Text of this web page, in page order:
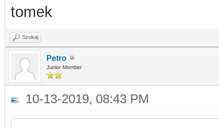
tomek
Szukaj
Petro
Junior Member
10-13-2019, 08:43 PM